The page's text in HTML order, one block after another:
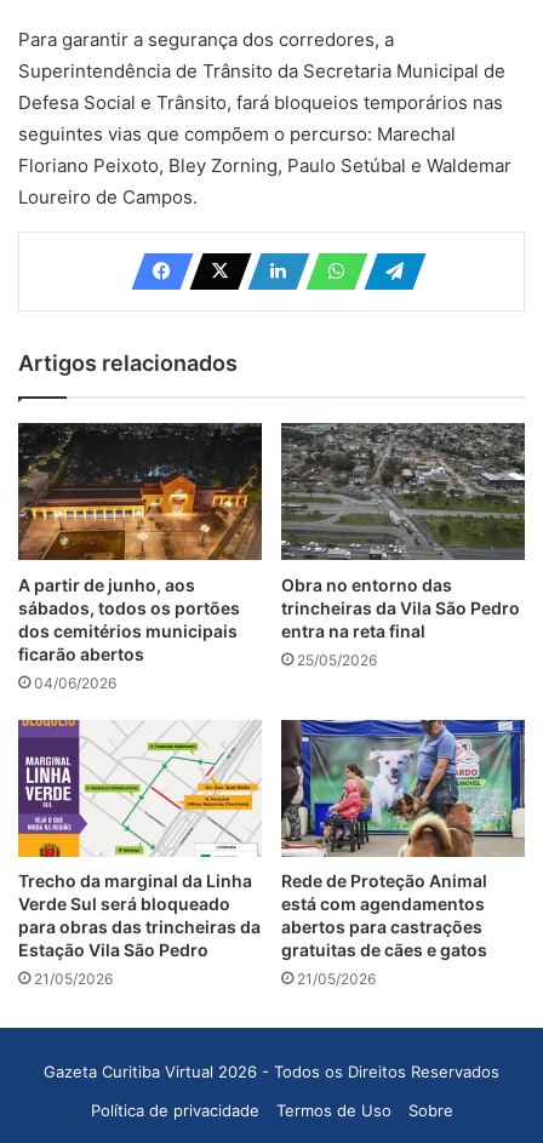
Para garantir a segurança dos corredores, a
Superintendência de Trânsito da Secretaria Municipal de
Defesa Social e Trânsito, fará bloqueios temporários nas
seguintes vias que compõem o percurso: Marechal
Floriano Peixoto, Bley Zorning, Paulo Setúbal e Waldemar
Loureiro de Campos.
Artigos relacionados
A partir de junho, aos
sábados, todos os portões
dos cemitérios municipais
ficarão abertos
04/06/2026
Obra no entorno das
trincheiras da Vila São Pedro
entra na reta final
25/05/2026
Trecho da marginal da Linha
Verde Sul será bloqueado
para obras das trincheiras da
Estação Vila São Pedro
21/05/2026
Rede de Proteção Animal
está com agendamentos
abertos para castrações
gratuitas de cães e gatos
21/05/2026
Gazeta Curitiba Virtual 2026 - Todos os Direitos Reservados
Política de privacidade
Termos de Uso Sobre